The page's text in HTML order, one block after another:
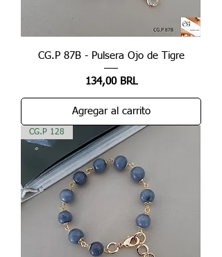
CG.P 87B - Pulsera Ojo de Tigre
Precio
134,00 BRL
Agregar al carrito
CG.P 128